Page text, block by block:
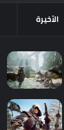
الأخيرة